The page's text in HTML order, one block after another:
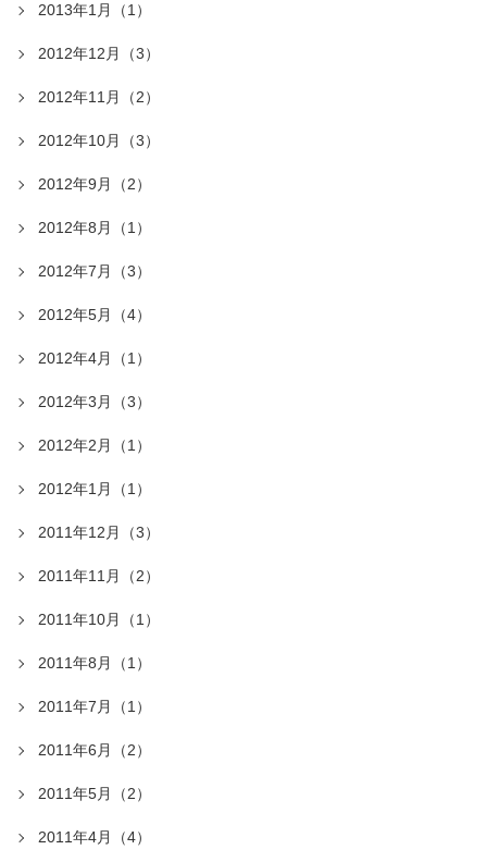
2013年1月（1）
2012年12月（3）
2012年11月（2）
2012年10月（3）
2012年9月（2）
2012年8月（1）
2012年7月（3）
2012年5月（4）
2012年4月（1）
2012年3月（3）
2012年2月（1）
2012年1月（1）
2011年12月（3）
2011年11月（2）
2011年10月（1）
2011年8月（1）
2011年7月（1）
2011年6月（2）
2011年5月（2）
2011年4月（4）